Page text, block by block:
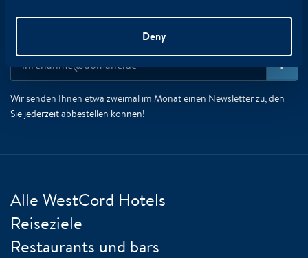
Deny
Hotels: Erhalten Sie als Erster die besten Tipps, Angebote
Wir senden Ihnen etwa zweimal im Monat einen Newsletter zu, den
Sie jederzeit abbestellen können!
Alle WestCord Hotels
Reiseziele
Restaurants und bars